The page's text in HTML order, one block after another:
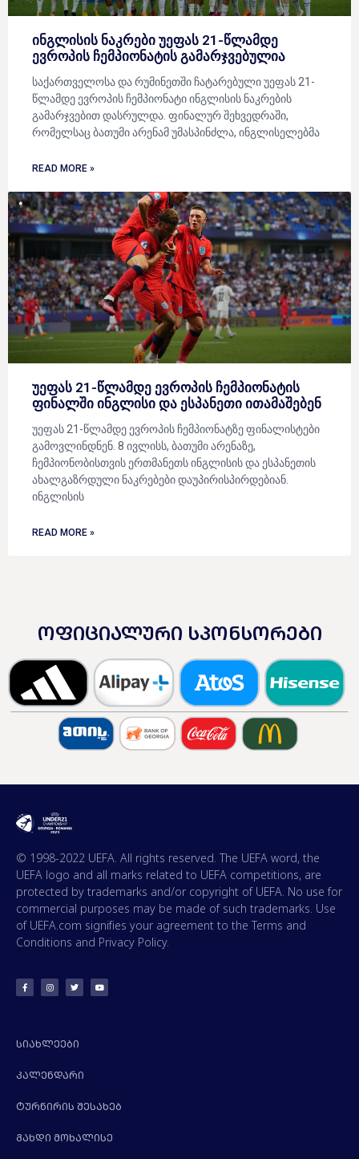
ინგლისის ნაკრები უეფას 21-წლამდე
ევროპის ჩემპიონატის გამარჯვებულია
საქართველოსა და რუმინეთში ჩატარებული უეფას 21-
წლამდე ევროპის ჩემპიონატი ინგლისის ნაკრების
გამარჯვებით დასრულდა. ფინალურ შეხვედრაში,
რომელსაც ბათუმი არენამ უმასპინძლა, ინგლისელებმა
READ MORE »
უეფას 21-წლამდე ევროპის ჩემპიონატის
ფინალში ინგლისი და ესპანეთი ითამაშებენ
უეფას 21-წლამდე ევროპის ჩემპიონატზე ფინალისტები
გამოვლინდნენ. 8 ივლისს, ბათუმი არენაზე,
ჩემპიონობისთვის ერთმანეთს ინგლისის და ესპანეთის
ახალგაზრდული ნაკრებები დაუპირისპირდებიან.
ინგლისის
READ MORE »
ᲝᲤᲘᲪᲘᲐᲚᲣᲠᲘ ᲡᲞᲝᲜᲡᲝᲠᲔᲑᲘ
© 1998-2022 UEFA. All rights reserved. The UEFA word, the
UEFA logo and all marks related to UEFA competitions, are
protected by trademarks and/or copyright of UEFA. No use for
commercial purposes may be made of such trademarks. Use
of UEFA.com signifies your agreement to the Terms and
Conditions and Privacy Policy.
ᲡᲘᲐᲮᲚᲔᲔᲑᲘ
ᲙᲐᲚᲔᲜᲓᲐᲠᲘ
ᲢᲣᲠᲜᲘᲠᲘᲡ ᲨᲔᲡᲐᲮᲔᲑ
ᲒᲐᲮᲓᲘ ᲛᲝᲮᲐᲚᲘᲡᲔ